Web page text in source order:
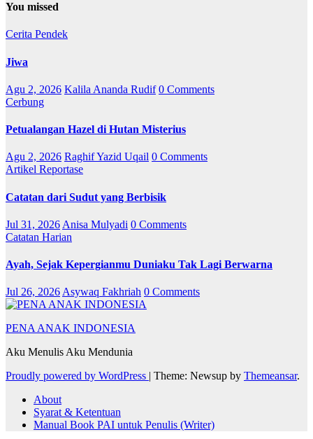
You missed
Cerita Pendek
Jiwa
Agu 2, 2026 Kalila Ananda Rudif 0 Comments
Cerbung
Petualangan Hazel di Hutan Misterius
Agu 2, 2026 Raghif Yazid Uqail 0 Comments
Artikel Reportase
Catatan dari Sudut yang Berbisik
Jul 31, 2026 Anisa Mulyadi 0 Comments
Catatan Harian
Ayah, Sejak Kepergianmu Duniaku Tak Lagi Berwarna
Jul 26, 2026 Asywaq Fakhriah 0 Comments
PENA ANAK INDONESIA
Aku Menulis Aku Mendunia
Proudly powered by WordPress | Theme: Newsup by Themeansar.
About
Syarat & Ketentuan
Manual Book PAI untuk Penulis (Writer)